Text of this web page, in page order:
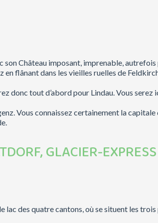
Château imposant, imprenable,
en flânant dans les vieilles ruelles de
donc tout d’abord pour Lindau. Vous
Vous connaissez certainement la
GLACIER-
lac des quatre cantons, où se situent les